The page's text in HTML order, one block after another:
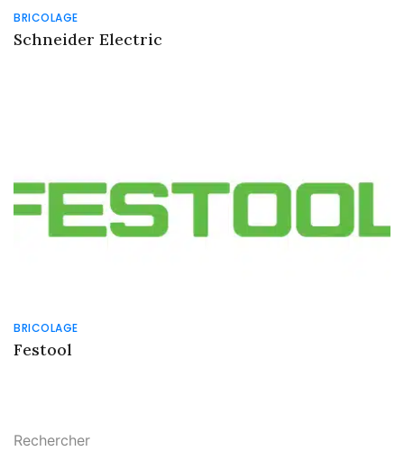
BRICOLAGE
Schneider Electric
BRICOLAGE
Festool
Rechercher